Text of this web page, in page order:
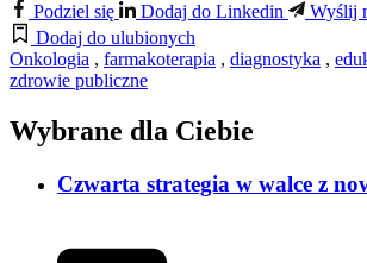
Podziel się
Dodaj do Linkedin
Wyślij
Dodaj do ulubionych
Onkologia , farmakoterapia , diagnostyka ,
zdrowie publiczne
Wybrane dla Ciebie
Czwarta strategia w walce z